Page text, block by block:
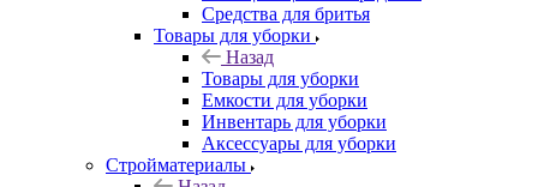
Средства для бритья
Товары для уборки
Назад
Товары для уборки
Емкости для уборки
Инвентарь для уборки
Аксессуары для уборки
Стройматериалы